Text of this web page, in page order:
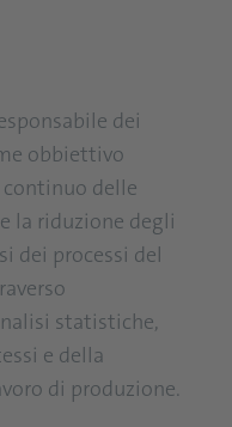
dei
obbiettivo
delle
la riduzione degli
dei processi del
statistiche,
e della
di produzione.